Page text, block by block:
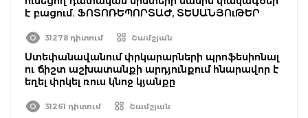
է բացում. ՖՈՏՈՌԵՊՈՐՏԱԺ, ՏԵՍԱՆՅՈւԹԵՐ
31278 դիտում Շամշյան
Ստեփանավանում փրկարարների պրոֆեսիոնալ
ու ճիշտ աշխատանքի արդյունքում հնարավոր է
եղել փրկել ռուս կնոջ կյանքը
31261 դիտում Շամշյան